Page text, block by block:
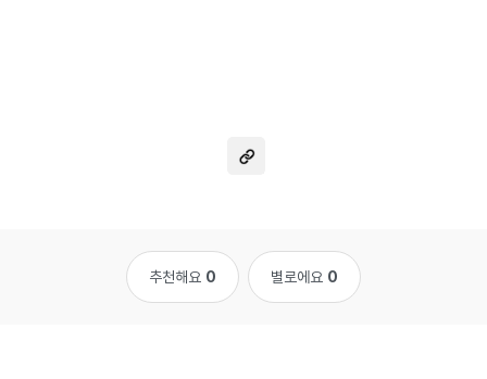
추천해요 0 별로에요 0